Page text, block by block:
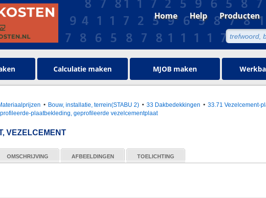
Home Help Producten
Calculatie maken MJOB maken
Bouw, installatie, terrein(STABU 2) 33 Dakbedekkingen
33.71 Vezelcement-
plaatbekleding, geprofileerde vezelcementplaat
VEZELCEMENT
OMSCHRIJVING AFBEELDINGEN
TOELICHTING